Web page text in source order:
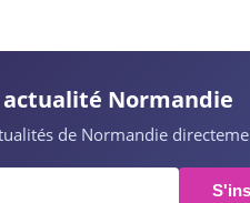
Normandie
de Normandie